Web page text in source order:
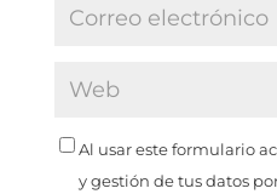
Al usar este formulario
y gestión de tus datos